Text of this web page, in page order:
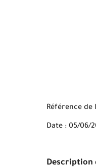
Référence de
Date : 05/06/
Description